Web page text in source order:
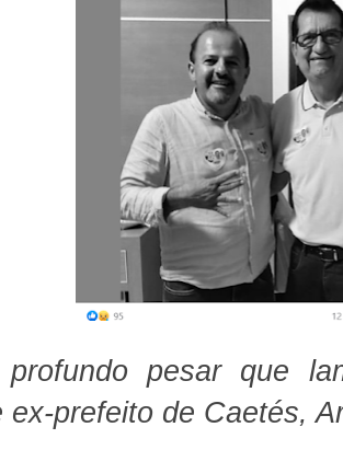
pesar que
ex-prefeito de Caetés,